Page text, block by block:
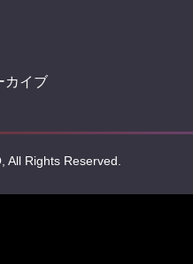
カイブ
All Rights Reserved.